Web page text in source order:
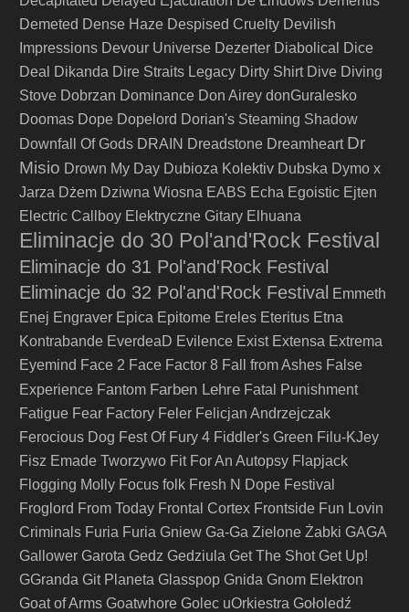
Demeted Dense Haze Despised Cruelty Devilish
Impressions Devour Universe Dezerter Diabolical
Dice
Deal
Dikanda Dire Straits Legacy Dirty Shirt Dive Diving
Stove Dobrzan Dominance Don Airey donGuralesko
Doomas Dope Dopelord Dorian's Steaming Shadow
Downfall Of Gods DRAIN Dreadstone Dreamheart Dr
Misio Drown My Day Dubioza Kolektiv Dubska Dymo x
Jarza Dżem Dziwna Wiosna EABS Echa Egoistic Ejten
Electric Callboy Elektryczne Gitary Elhuana
Eliminacje do 30 Pol'and'Rock Festival
Eliminacje do 31 Pol'and'Rock Festival
Eliminacje do 32 Pol'and'Rock Festival Emmeth
Enej Engraver Epica Epitome Ereles Eteritus Etna
Kontrabande EverdeaD Evilence Exist Extensa Extrema
Eyemind Face 2 Face Factor 8 Fall from Ashes False
Experience Fantom Farben Lehre Fatal Punishment
Fatigue Fear Factory Feler Felicjan Andrzejczak
Ferocious Dog Fest Of Fury 4 Fiddler's Green Filu-KJey
Fisz Emade Tworzywo Fit For An Autopsy Flapjack
Flogging Molly Focus folk Fresh N Dope Festival
Froglord From Today Frontal Cortex Frontside Fun Lovin
Criminals Furia Furia Gniew Ga-Ga Zielone Żabki GAGA
Gallower Garota Gedz Gedziula Get The Shot Get Up!
GGranda Git Planeta Glasspop Gnida Gnom Elektron
Goat of Arms Goatwhore Golec uOrkiestra Gołoledź